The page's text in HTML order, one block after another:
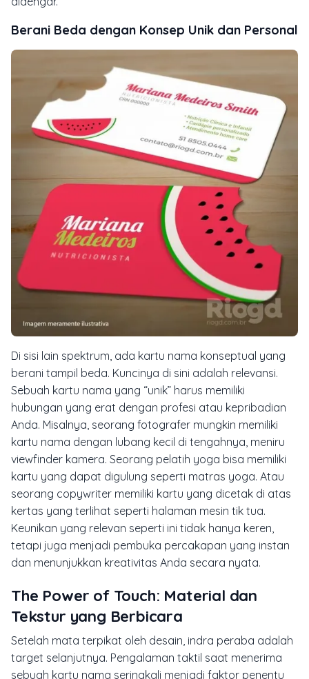
Berani Beda dengan Konsep Unik dan Personal
Di sisi lain spektrum, ada kartu nama konseptual yang
berani tampil beda. Kuncinya di sini adalah relevansi.
Sebuah kartu nama yang “unik” harus memiliki
hubungan yang erat dengan profesi atau kepribadian
Anda. Misalnya, seorang fotografer mungkin memiliki
kartu nama dengan lubang kecil di tengahnya, meniru
viewfinder kamera. Seorang pelatih yoga bisa memiliki
kartu yang dapat digulung seperti matras yoga. Atau
seorang copywriter memiliki kartu yang dicetak di atas
kertas yang terlihat seperti halaman mesin tik tua.
Keunikan yang relevan seperti ini tidak hanya keren,
tetapi juga menjadi pembuka percakapan yang instan
dan menunjukkan kreativitas Anda secara nyata.
The Power of Touch: Material dan
Tekstur yang Berbicara
Setelah mata terpikat oleh desain, indra peraba adalah
target selanjutnya. Pengalaman taktil saat menerima
sebuah kartu nama seringkali menjadi faktor penentu